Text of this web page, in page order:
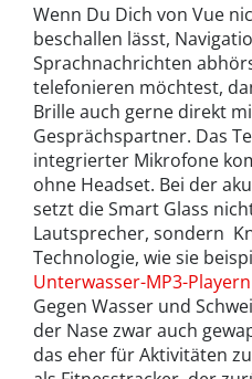
Wenn Du Dich von Vue
beschallen lässt,
Sprachnachrichten
telefonieren möchtest,
Brille auch gerne direkt
Gesprächspartner. Das
integrierter Mikrofone
ohne Headset. Bei der
setzt die Smart Glass
Lautsprecher, sondern
Technologie, wie sie
Unterwasser-MP3-Playern
Gegen Wasser und
der Nase zwar auch
das eher für Aktivitäten